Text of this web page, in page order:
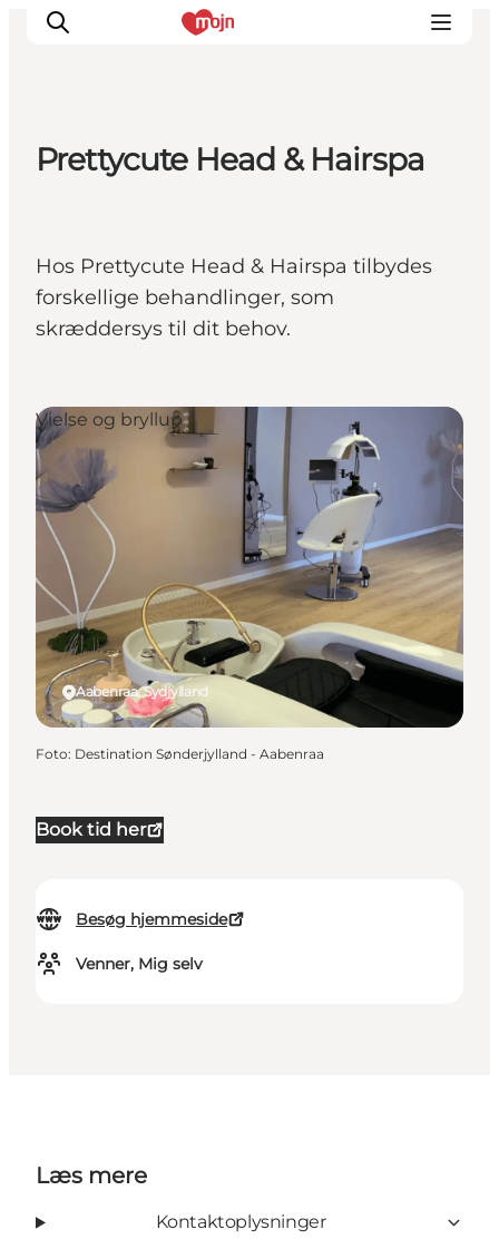
Det sker
Overnatning
Planlæg din ferie
Prettycute Head & Hairspa
Hos Prettycute Head & Hairspa tilbydes
forskellige behandlinger, som
skræddersys til dit behov.
Book tid her
Besøg hjemmeside
Venner, Mig selv
Aabenraa, Sydjylland
Vielse og bryllup
Foto: Destination Sønderjylland - Aabenraa
Læs mere
Kontaktoplysninger